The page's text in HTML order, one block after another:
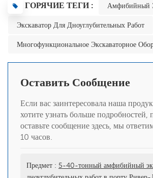
ГОРЯЧИЕ ТЕГИ : Амфибийный
Экскаватор Для Дноуглубительных Работ
Многофункциональное Экскаваторное
Оставить Сообщение
Если вас заинтересовала наша
хотите узнать больше подробностей,
оставьте сообщение здесь, мы
10 часов.
Предмет : 5-40-тонный амфибийный